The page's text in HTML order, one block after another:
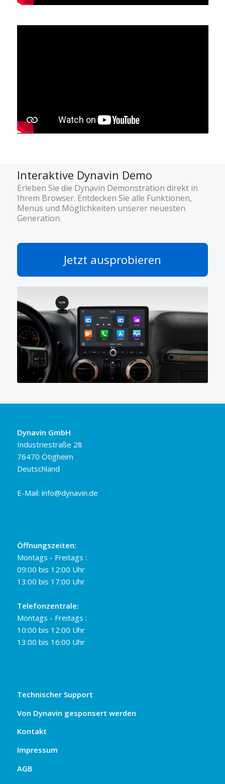
Interaktive Dynavin Demo
Erleben Sie die Dynavin Demonstration direkt in
Ihrem Browser. Entdecken Sie alle Funktionen,
Menüs und Möglichkeiten unserer neuesten
Generation.
Jetzt ausprobieren
Dynavin GmbH
Industriestraße 28
76470 Ötigheim
Deutschland
E-Mail: info@dynavin.de
Öffnungszeiten:
Montags - Freitags :
09:00 bis 12:00 Uhr
13:00 bis 17:00 Uhr
Telefonzentrale:
Montags - Freitags :
10:00 bis 12:00 Uhr
13:00 bis 16:00 Uhr
Technischer Support
Von Dynavin gesponsert werden
Kontakt
Impressum
AGB